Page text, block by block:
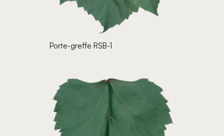
Porte-greffe RSB-1